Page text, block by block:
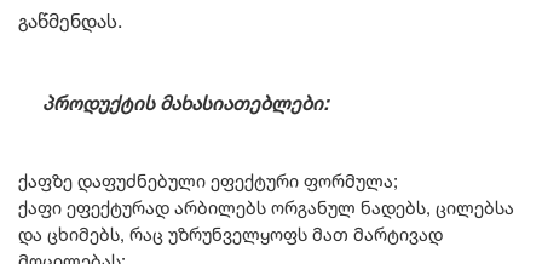
გაწმენდას.
პროდუქტის მახასიათებლები:
ქაფზე დაფუძნებული ეფექტური ფორმულა;
ქაფი ეფექტურად არბილებს ორგანულ ნადებს, ცილებსა
და ცხიმებს, რაც უზრუნველყოფს მათ მარტივად